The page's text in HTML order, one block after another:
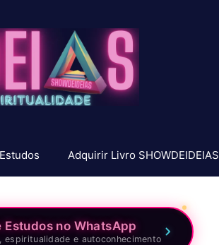
Adquirir Livro SHOWDEIDEIAS
no WhatsApp
e autoconhecimento